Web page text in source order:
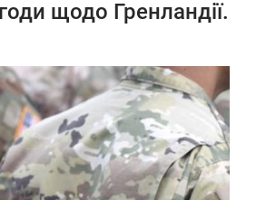
щодо Гренландії.